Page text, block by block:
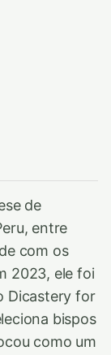
de
entre
com os
2023, ele foi
Dicastery for
bispos
como um